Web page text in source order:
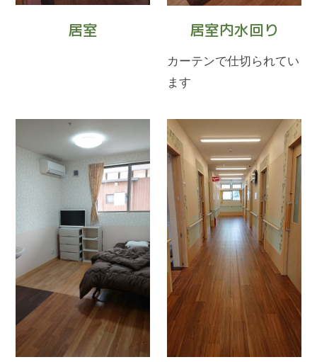
居室 居室内水回り
カーテンで仕切られてい
ます